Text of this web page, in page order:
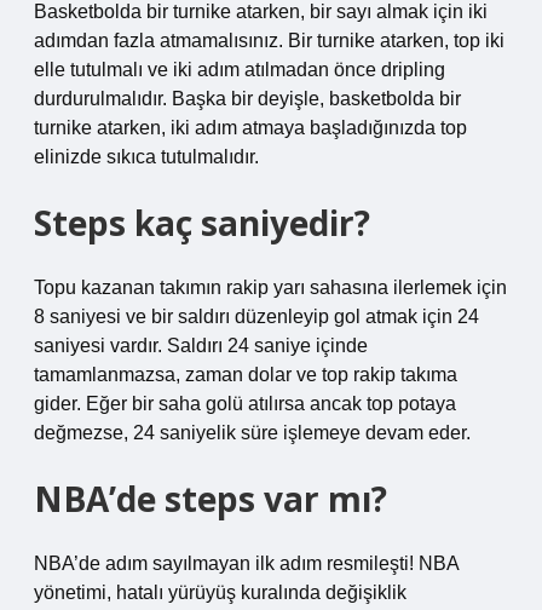
Basketbolda bir turnike atarken, bir sayı almak için iki
adımdan fazla atmamalısınız. Bir turnike atarken, top iki
elle tutulmalı ve iki adım atılmadan önce dripling
durdurulmalıdır. Başka bir deyişle, basketbolda bir
turnike atarken, iki adım atmaya başladığınızda top
elinizde sıkıca tutulmalıdır.
Steps kaç saniyedir?
Topu kazanan takımın rakip yarı sahasına ilerlemek için
8 saniyesi ve bir saldırı düzenleyip gol atmak için 24
saniyesi vardır. Saldırı 24 saniye içinde
tamamlanmazsa, zaman dolar ve top rakip takıma
gider. Eğer bir saha golü atılırsa ancak top potaya
değmezse, 24 saniyelik süre işlemeye devam eder.
NBA’de steps var mı?
NBA’de adım sayılmayan ilk adım resmileşti! NBA
yönetimi, hatalı yürüyüş kuralında değişiklik